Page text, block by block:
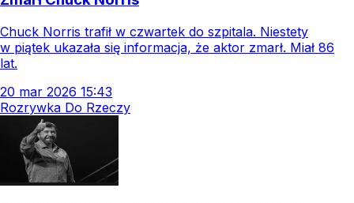
Chuck Norris trafił w czwartek do szpitala. Niestety
w piątek ukazała się informacja, że aktor zmarł. Miał 86
lat.
20 mar 2026 15:43
Rozrywka Do Rzeczy